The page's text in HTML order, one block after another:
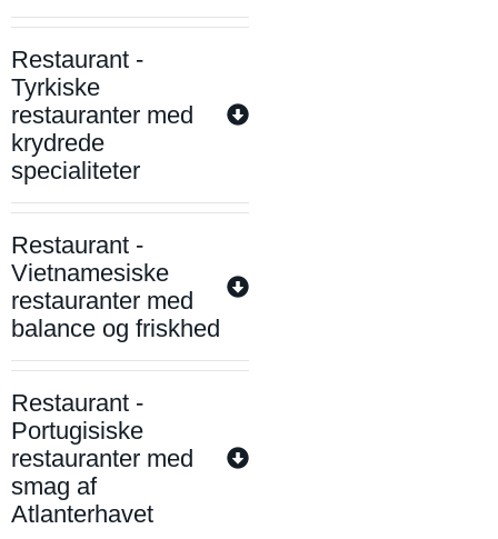
Restaurant -
Tyrkiske
restauranter med
krydrede
specialiteter
Restaurant -
Vietnamesiske
restauranter med
balance og friskhed
Restaurant -
Portugisiske
restauranter med
smag af
Atlanterhavet